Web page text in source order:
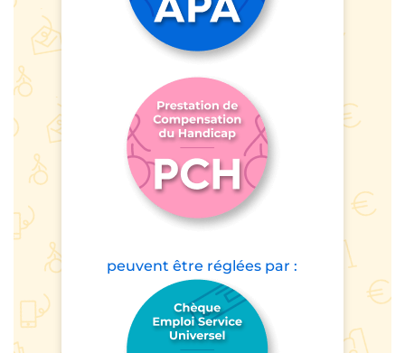
peuvent être réglées par :